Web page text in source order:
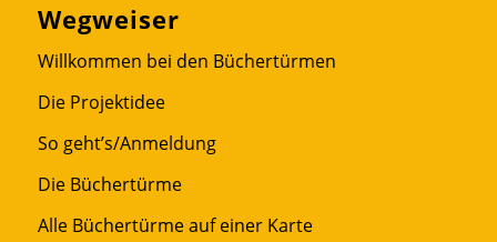
Wegweiser
Willkommen bei den Büchertürmen
Die Projektidee
So geht’s/Anmeldung
Die Büchertürme
Alle Büchertürme auf einer Karte